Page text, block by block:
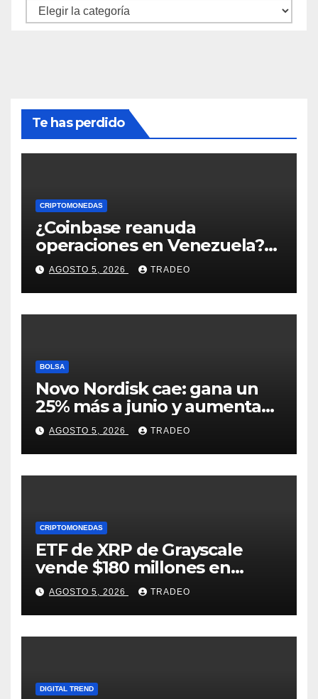
Categorías
Te has perdido
CRIPTOMONEDAS
¿Coinbase reanuda
operaciones en Venezuela?
Post críptico enciende el
debate
AGOSTO 5, 2026 TRADEO
BOLSA
Novo Nordisk cae: gana un
25% más a junio y aumenta
previsiones, pero no
convence
AGOSTO 5, 2026 TRADEO
CRIPTOMONEDAS
ETF de XRP de Grayscale
vende $180 millones en
tokens tras grandes pérdidas
AGOSTO 5, 2026 TRADEO
DIGITAL TREND